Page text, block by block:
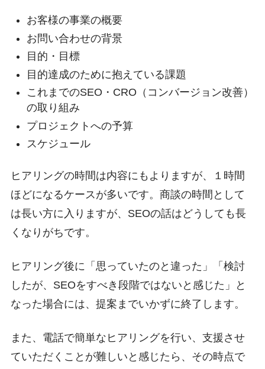
お客様の事業の概要
お問い合わせの背景
目的・目標
目的達成のために抱えている課題
これまでのSEO・CRO（コンバージョン改善）
の取り組み
プロジェクトへの予算
スケジュール
ヒアリングの時間は内容にもよりますが、１時間
ほどになるケースが多いです。商談の時間として
は長い方に入りますが、SEOの話はどうしても長
くなりがちです。
ヒアリング後に「思っていたのと違った」「検討
したが、SEOをすべき段階ではないと感じた」と
なった場合には、提案までいかずに終了します。
また、電話で簡単なヒアリングを行い、支援させ
ていただくことが難しいと感じたら、その時点で